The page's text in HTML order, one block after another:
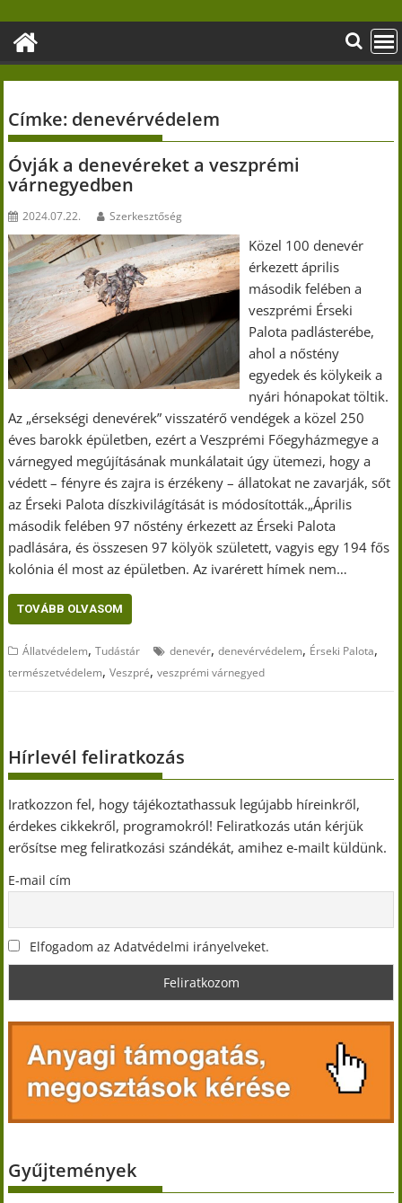
content
Címke: denevérvédelem
Óvják a denevéreket a veszprémi
várnegyedben
2024.07.22. Szerkesztőség
Közel 100 denevér
érkezett április
második felében a
veszprémi Érseki
Palota padlásterébe,
ahol a nőstény
egyedek és kölykeik a
nyári hónapokat töltik.
Az „érsekségi denevérek” visszatérő vendégek a közel 250
éves barokk épületben, ezért a Veszprémi Főegyházmegye a
várnegyed megújításának munkálatait úgy ütemezi, hogy a
védett – fényre és zajra is érzékeny – állatokat ne zavarják, sőt
az Érseki Palota díszkivilágítását is módosították.„Április
második felében 97 nőstény érkezett az Érseki Palota
padlására, és összesen 97 kölyök született, vagyis egy 194 fős
kolónia él most az épületben. Az ivarérett hímek nem…
TOVÁBB OLVASOM
Állatvédelem,Tudástár denevér,denevérvédelem, Érseki Palota,
természetvédelem,Veszpré,veszprémi várnegyed
Hírlevél feliratkozás
Iratkozzon fel, hogy tájékoztathassuk legújabb híreinkről,
érdekes cikkekről, programokról! Feliratkozás után kérjük
erősítse meg feliratkozási szándékát, amihez e-mailt küldünk.
E-mail cím
Elfogadom az Adatvédelmi irányelveket.
Gyűjtemények